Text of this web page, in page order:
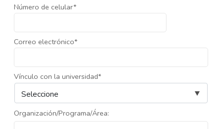
Número de celular*
Correo electrónico*
Vínculo con la universidad*
Organización/Programa/Área: